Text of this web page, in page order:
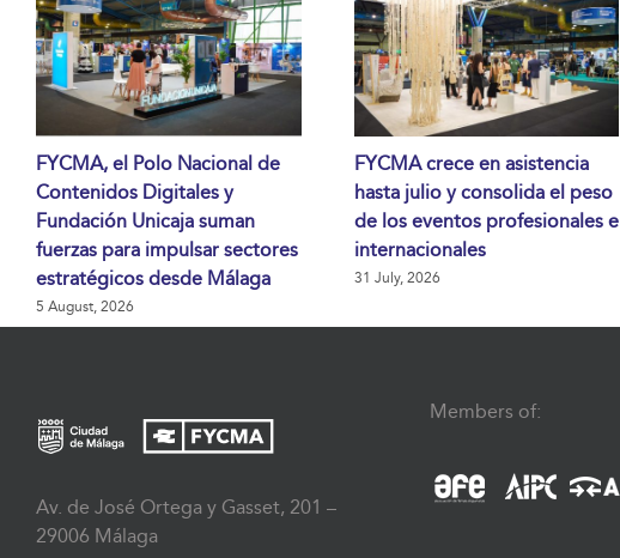
FYCMA, el Polo Nacional de
Contenidos Digitales y
Fundación Unicaja suman
fuerzas para impulsar sectores
estratégicos desde Málaga
5 August, 2026
FYCMA crece en asistencia
hasta julio y consolida el peso
de los eventos profesionales e
internacionales
31 July, 2026
Av. de José Ortega y Gasset, 201 –
29006 Málaga
Members of: